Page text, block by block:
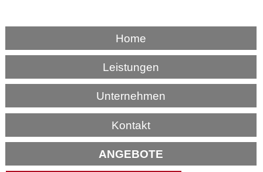
Home
Leistungen
Unternehmen
Kontakt
ANGEBOTE